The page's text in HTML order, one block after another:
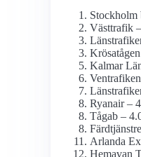
Stockholm
Västtrafik
Kalmar
Ryanair –
Tågab –
Arlanda
Hemavan